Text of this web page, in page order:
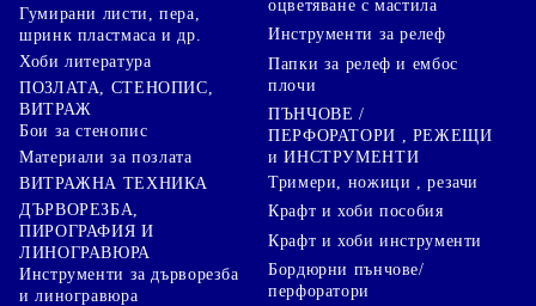
Гумирани листи, пера,
шринк пластмаса и др.
Хоби литература
ПОЗЛАТА, СТЕНОПИС,
ВИТРАЖ
Бои за стенопис
Материали за позлата
ВИТРАЖНА ТЕХНИКА
ДЪРВОРЕЗБА,
ПИРОГРАФИЯ И
ЛИНОГРАВЮРА
Инструменти за дърворезба
и линогравюра
оцветяване с мастила
Инструменти за релеф
Папки за релеф и ембос
плочи
ПЪНЧОВЕ /
ПЕРФОРАТОРИ , РЕЖЕЩИ
и ИНСТРУМЕНТИ
Тримери, ножици , резачи
Крафт и хоби пособия
Крафт и хоби инструменти
Бордюрни пънчове/
перфоратори